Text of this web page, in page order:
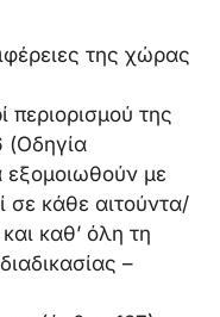
της χώρας
της
(Οδηγία
με
σε κάθε αιτούντα/
καθ’ όλη τη
–